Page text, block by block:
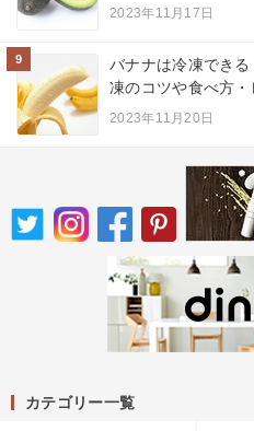
2023年11月17日
9
バナナは冷凍でき
凍のコツや食べ方・
2023年11月20日
カテゴリー一覧